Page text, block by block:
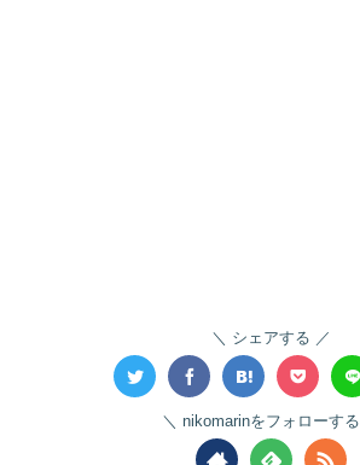
シェアする
nikomarinをフォローする